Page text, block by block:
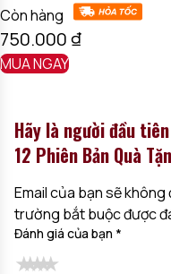
Còn hàng
750.000₫
MUA NGAY
Hãy là người đầu
12 Phiên Bản Quà
Email của bạn sẽ
trường bắt buộc được
Đánh giá của bạn *